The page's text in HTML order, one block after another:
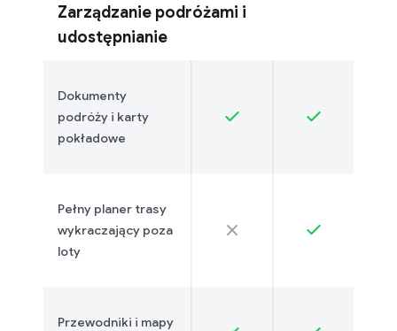
Zarządzanie podróżami i
udostępnianie
Dokumenty
podróży i karty
pokładowe
Pełny planer trasy
wykraczający poza
loty
Przewodniki i mapy